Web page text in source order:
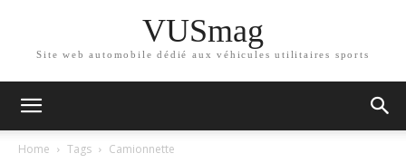
VUSmag
Site web automobile dédié aux véhicules utilitaires sports
Home Tags Camionnette